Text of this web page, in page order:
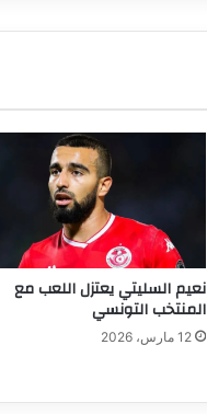
نعيم السليتي يعتزل اللعب مع
المنتخب التونسي
12 مارس، 2026